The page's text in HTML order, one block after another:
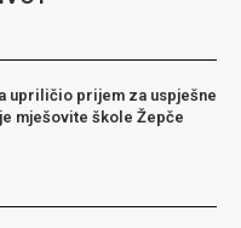
upriličio prijem za uspješne
mješovite škole Žepče